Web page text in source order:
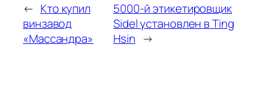
← Кто купил
винзавод
«Массандра»
5000-й этикетировщик
Sidel установлен в Ting
Hsin →